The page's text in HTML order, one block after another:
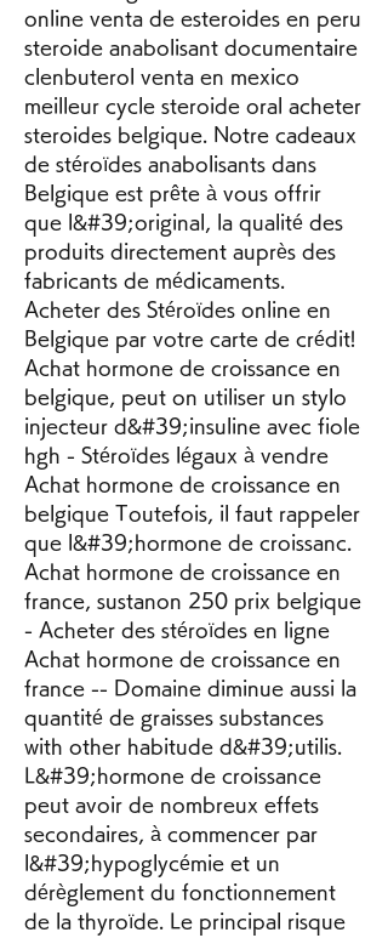
online venta de esteroides en peru
steroide anabolisant documentaire
clenbuterol venta en mexico
meilleur cycle steroide oral acheter
steroides belgique. Notre cadeaux
de stéroïdes anabolisants dans
Belgique est prête à vous offrir
que l&#39;original, la qualité des
produits directement auprès des
fabricants de médicaments.
Acheter des Stéroïdes online en
Belgique par votre carte de crédit!
Achat hormone de croissance en
belgique, peut on utiliser un stylo
injecteur d&#39;insuline avec fiole
hgh - Stéroïdes légaux à vendre
Achat hormone de croissance en
belgique Toutefois, il faut rappeler
que l&#39;hormone de croissanc.
Achat hormone de croissance en
france, sustanon 250 prix belgique
- Acheter des stéroïdes en ligne
Achat hormone de croissance en
france -- Domaine diminue aussi la
quantité de graisses substances
with other habitude d&#39;utilis.
L&#39;hormone de croissance
peut avoir de nombreux effets
secondaires, à commencer par
l&#39;hypoglycémie et un
dérèglement du fonctionnement
de la thyroïde. Le principal risque